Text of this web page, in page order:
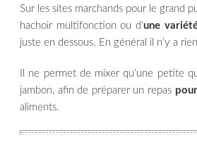
Sur les sites marchands pour le grand
hachoir multifonction ou d’une
juste en dessous. En général il n’y a
Il ne permet de mixer qu’une petite
jambon, afin de préparer un repas
aliments.